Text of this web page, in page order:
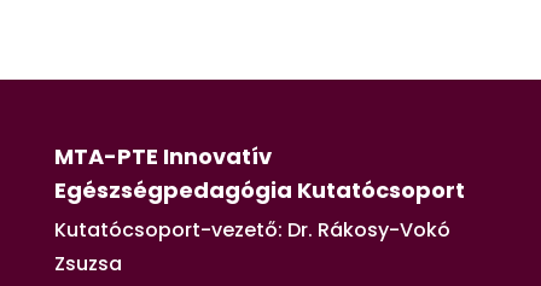
MTA-PTE Innovatív
Egészségpedagógia Kutatócsoport
Kutatócsoport-vezető: Dr. Rákosy-Vokó
Zsuzsa